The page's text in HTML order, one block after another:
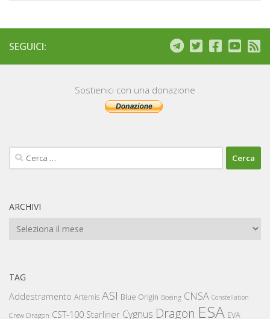
SEGUICI:
Sostienici con una donazione
Ricerca
per:
ARCHIVI
Archivi
TAG
Addestramento Artemis ASI Blue Origin Boeing CNSA Constellation
Crew Dragon CST-100 Starliner Cygnus Dragon ESA EVA